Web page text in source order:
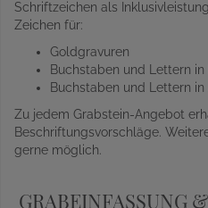
Schriftzeichen als
Zeichen für:
Goldgravuren
Buchstaben und Lettern in
Buchstaben und Lettern in
Zu jedem Grabstein-Angebot
Beschriftungsvorschläge.
gerne möglich.
GRABEINFASSUNG